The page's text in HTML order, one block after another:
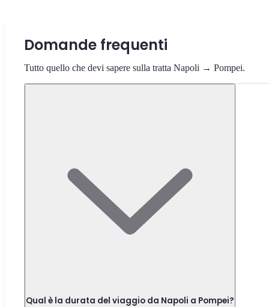
Domande frequenti
Tutto quello che devi sapere sulla tratta Napoli → Pompei.
Qual è la durata del viaggio da Napoli a Pompei?